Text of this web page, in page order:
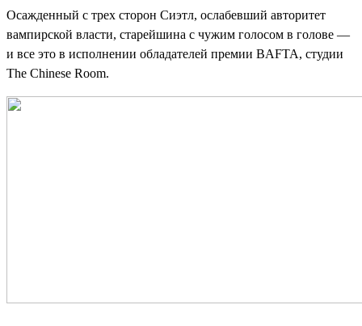
Осажденный с трех сторон Сиэтл, ослабевший авторитет
вампирской власти, старейшина с чужим голосом в голове —
и все это в исполнении обладателей премии BAFTA, студии
The Chinese Room.